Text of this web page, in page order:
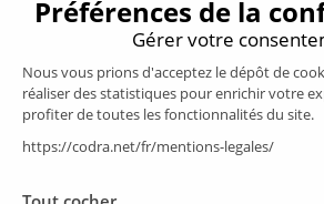
Bénéfice client
Mise à disposition d’un SI à haut
Solution métier ad’hoc